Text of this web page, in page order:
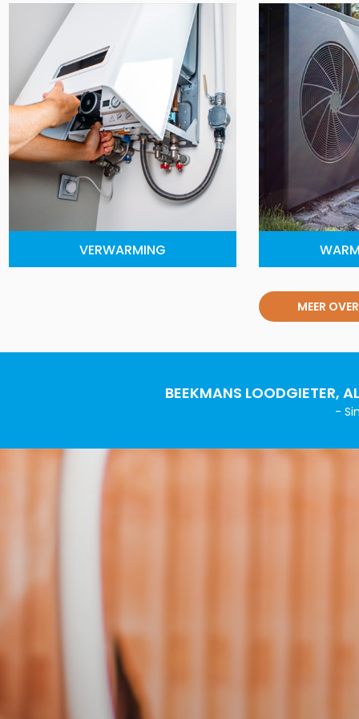
VERWARMING
MEER
BEEKMANS LOODGIETER,
-